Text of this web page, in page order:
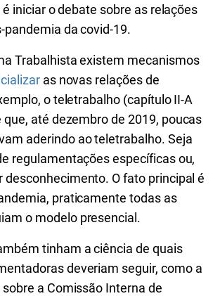
iniciar o debate sobre as relações
pandemia da covid-19.
Trabalhista existem mecanismos
as novas relações de
o teletrabalho (capítulo II-A
que, até dezembro de 2019, poucas
aderindo ao teletrabalho. Seja
regulamentações específicas ou,
desconhecimento. O fato principal é
praticamente todas as
o modelo presencial.
tinham a ciência de quais
deveriam seguir, como a
a Comissão Interna de